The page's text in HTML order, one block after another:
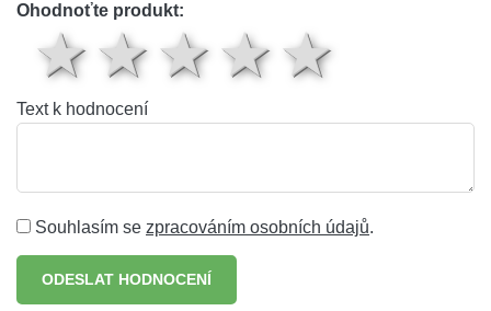
Ohodnoťte produkt:
4
3 hvězdy
2 hvězdy
1 hvězda
Text k hodnocení
Souhlasím se zpracováním osobních údajů.
ODESLAT HODNOCENÍ